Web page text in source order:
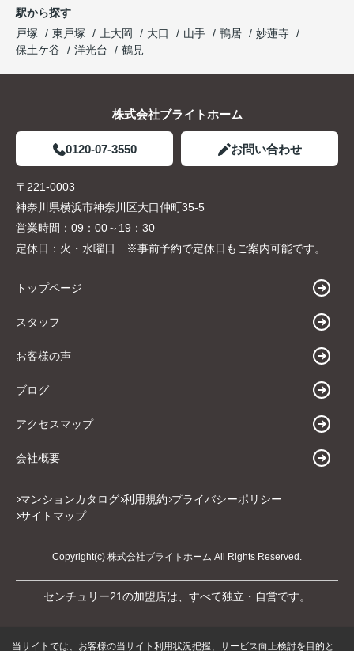
駅から探す
戸塚
東戸塚 上大岡 大口 山手 鴨居
妙蓮寺
保土ケ谷
洋光台 鶴見
株式会社ブライトホーム
0120-07-3550 お問い合わせ
〒221-0003
神奈川県横浜市神奈川区大口仲町35-5
営業時間： 09：00～19：30
定休日： 火・水曜日 ※事前予約で定休日もご案内可能です。
トップページ
スタッフ
お客様の声
ブログ
アクセスマップ
会社概要
マンションカタログ 利用規約 プライバシーポリシー
サイトマップ
Copyright(c) 株式会社ブライトホーム All Rights Reserved.
センチュリー21の加盟店は、すべて独立・自営です。
当サイトでは、お客様の当サイト利用状況把握、サービス向上検討を目的と